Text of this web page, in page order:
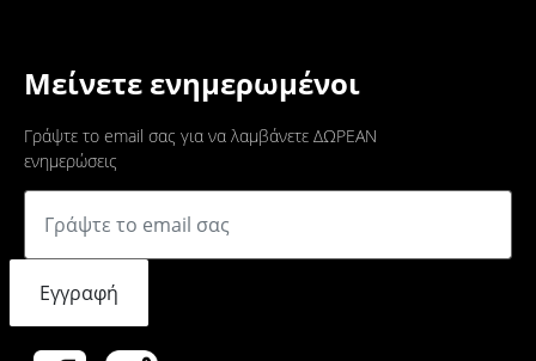
Μείνετε ενημερωμένοι
Γράψτε το email σας για να λαμβάνετε ΔΩΡΕΑΝ
ενημερώσεις
Εγγραφή